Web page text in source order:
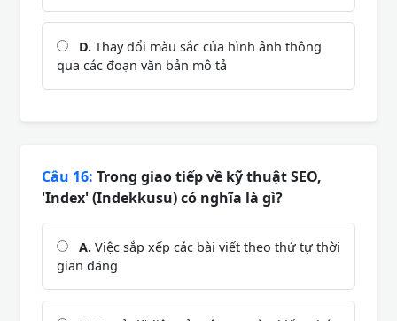
D. Thay đổi màu sắc của hình ảnh thông
qua các đoạn văn bản mô tả
Câu 16: Trong giao tiếp về kỹ thuật SEO,
'Index' (Indekkusu) có nghĩa là gì?
A. Việc sắp xếp các bài viết theo thứ tự thời
gian đăng